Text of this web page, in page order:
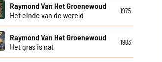
Raymond Van Het Groenewoud
Het einde van de wereld
1975
Raymond Van Het Groenewoud
Het gras is nat
1983